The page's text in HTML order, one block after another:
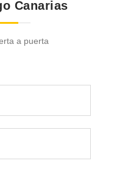
Canarias
a puerta